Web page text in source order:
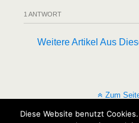
1 ANTWORT
Weitere Artikel Aus
Zum
Diese Website benutzt